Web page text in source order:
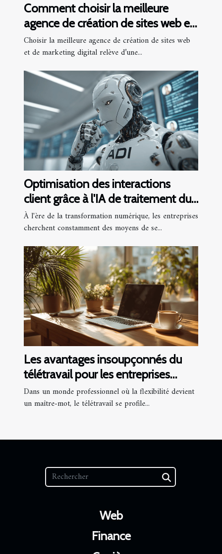
Comment choisir la meilleure
agence de création de sites web et
marketing digital
Choisir la meilleure agence de création de sites web
et de marketing digital relève d’une...
Optimisation des interactions
client grâce à l'IA de traitement du
langage
À l'ère de la transformation numérique, les entreprises
cherchent constamment des moyens de se...
Les avantages insoupçonnés du
télétravail pour les entreprises
modernes
Dans un monde professionnel où la flexibilité devient
un maître-mot, le télétravail se profile...
Web
Finance